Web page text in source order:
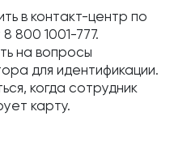
в контакт-центр по
800 1001-777.
на вопросы
для идентификации.
когда сотрудник
карту.